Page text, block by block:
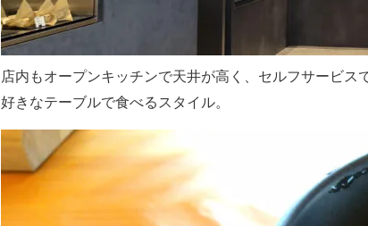
店内もオープンキッチンで天井が高く、セルフサービ
好きなテーブルで食べるスタイル。